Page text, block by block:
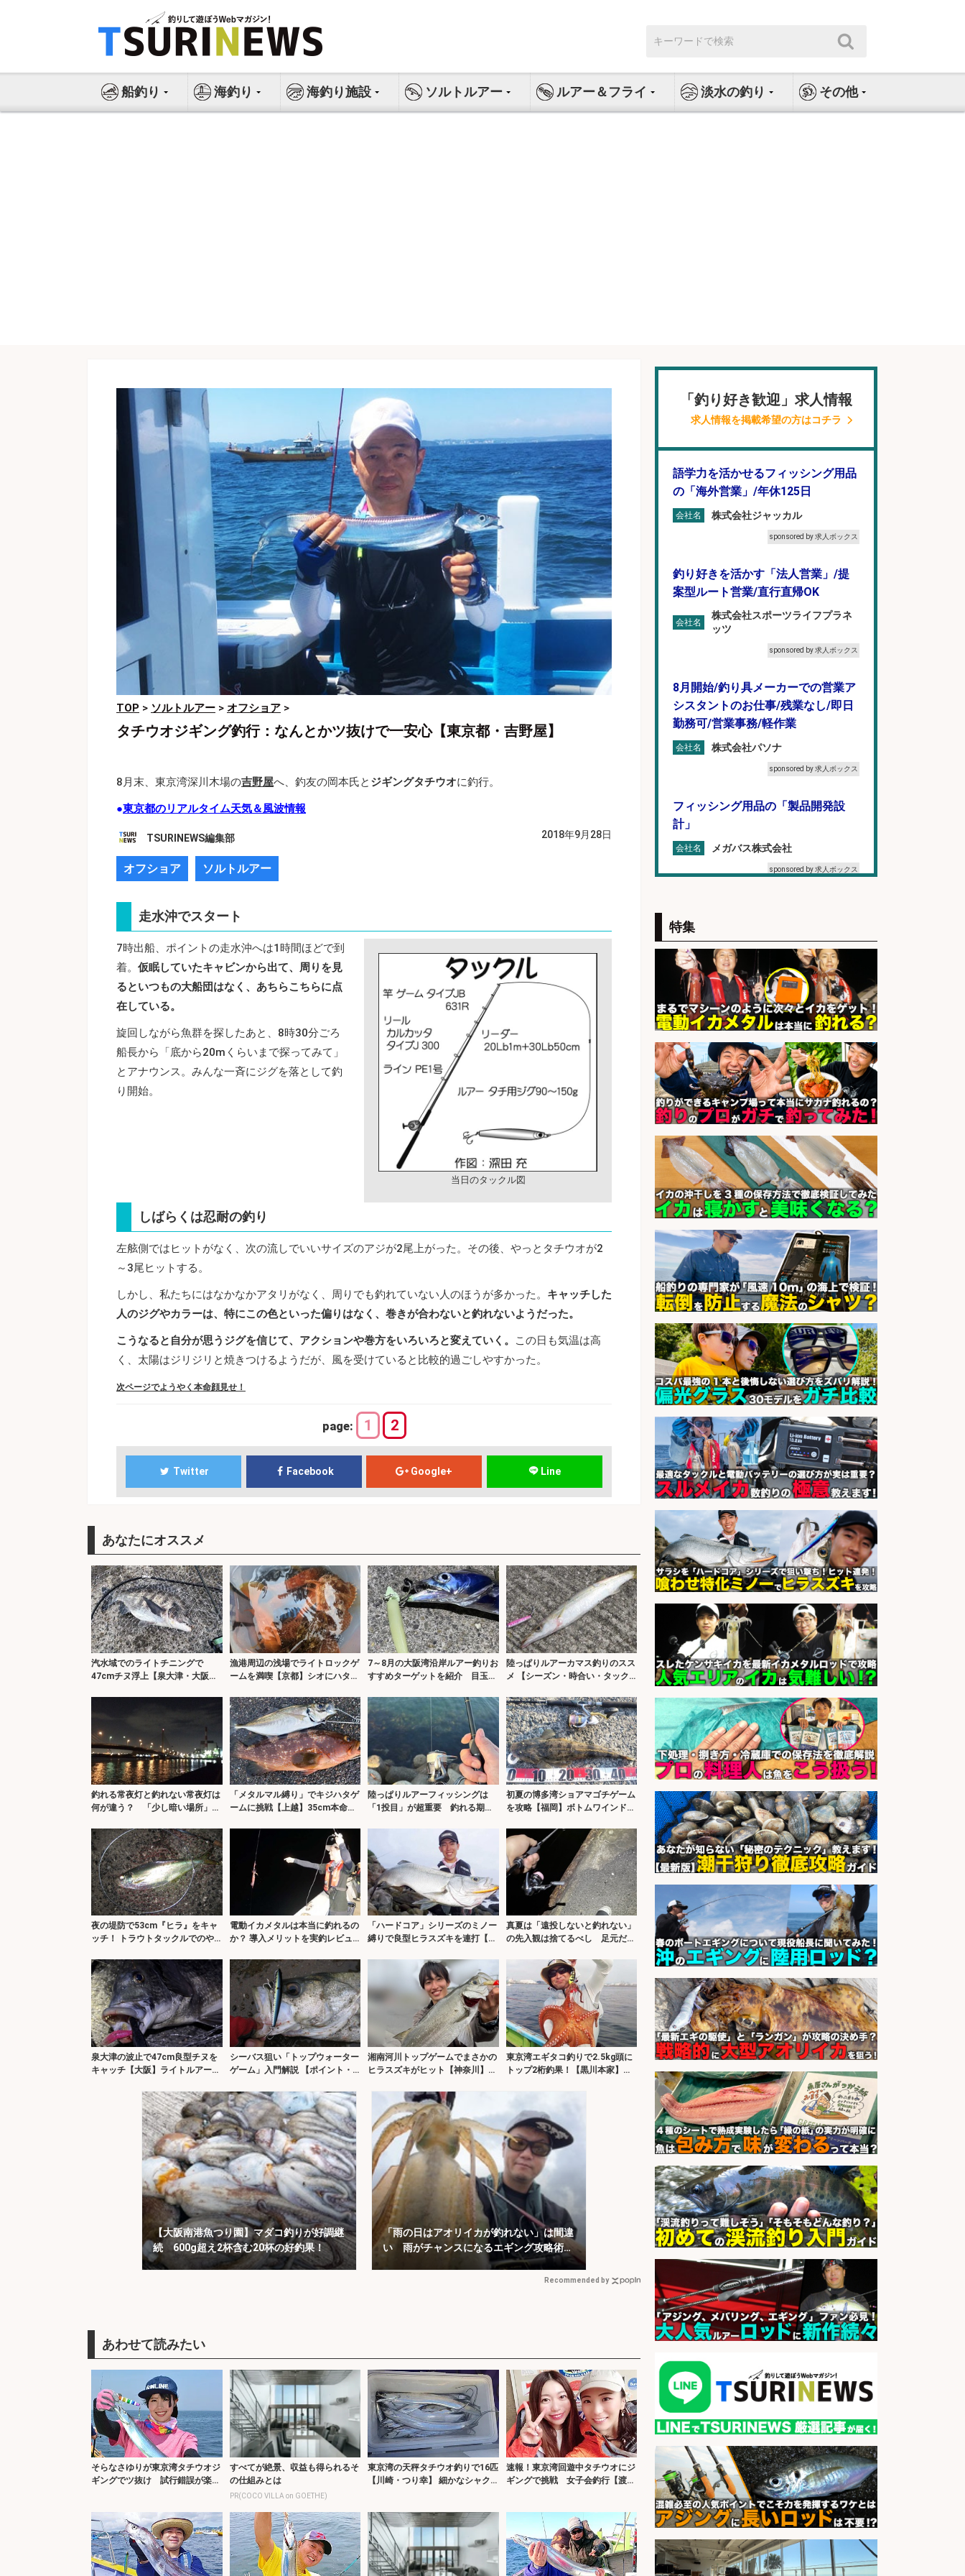
ス
索:
船釣り 海釣り 海釣り施設 ソルトルアー ルアー＆フライ 淡水の釣り その他
TOP > ソルトルアー > オフショア >
タチウオジギング釣行：なんとかツ抜けで一安心【東京都・吉野屋】
8月末、東京湾深川木場の吉野屋へ、釣友の岡本氏と ジギングタチウオに釣行。
●東京都のリアルタイム天気＆風波情報
TSURINEWS編集部 2018年9月28日
オフショア ソルトルアー
走水沖でスタート
当日のタックル図
7時出船、ポイントの走水沖へは1時間ほどで到
着。 仮眠していたキャビンから出て、周りを見
るといつもの大船団はなく、あちらこちらに点
在している。
旋回しながら魚群を探したあと、8時30分ごろ
船長から「底から20mくらいまで探ってみて」
とアナウンス。みんな一斉にジグを落として釣
り開始。
しばらくは忍耐の釣り
左舷側ではヒットがなく、次の流しでいいサイズのアジが2尾上がった。その後、やっとタチウオが2
～3尾ヒットする。
しかし、私たちにはなかなかアタリがなく、周りでも釣れていない人のほうが多かった。 キャッチした
人のジグやカラーは、特にこの色といった偏りはなく、巻きが合わないと釣れないようだった。
こうなると自分が思うジグを信じて、アクションや巻方をいろいろと変えていく。
この日も気温は高
く、太陽はジリジリと焼きつけるようだが、風を受けていると比較的過ごしやすかった。
次ページでようやく本命顔見せ！
page: 1 2
Twitter Facebook Google+ Line
あなたにオススメ
汽水域でのライトチニングで
47cmチヌ浮上【泉大津・大阪】
漁港周辺の浅場でライトロックゲ
ームを満喫【京都】シオにハタ類
7～8月の大阪湾沿岸ルアー釣りお
すすめターゲットを紹介 目玉は
陸っぱりルアーカマス釣りのスス
メ 【シーズン・時合い・タック
釣れる常夜灯と釣れない常夜灯は
何が違う？ 「少し暗い場所」に
「メタルマル縛り」でキジハタゲ
ームに挑戦【上越】35cm本命に
陸っぱりルアーフィッシングは
「1投目」が超重要 釣れる期待
初夏の博多湾ショアマゴチゲーム
を攻略【福岡】ボトムワインドで
夜の堤防で53cm『ヒラ』をキャ
ッチ！ トラウトタックルでのや
電動イカメタルは本当に釣れるの
か？ 導入メリットを実釣レビュ
「ハードコア」シリーズのミノー
縛りで良型ヒラスズキを連打【長
真夏は「遠投しないと釣れない」
の先入観は捨てるべし 足元だけ
泉大津の波止で47cm良型チヌを
キャッチ【大阪】ライトルアーゲ
シーバス狙い「トップウォーター
ゲーム」入門解説 【ポイント・
湘南河川トップゲームでまさかの
ヒラスズキがヒット【神奈川】大
東京湾エギタコ釣りで2.5kg頭に
トップ2桁釣果！【黒川本家】新
【大阪南港魚つり園】マダコ釣りが好調継
続 600g超え2杯含む20杯の好釣果！
「雨の日はアオリイカが釣れない」は間違
い 雨がチャンスになるエギング攻略術を
Recommended by
そらなさゆりが東京湾タチウオジ
ギングでツ抜け 試行錯誤が楽し
すべてが絶景、収益も得られるそ
の仕組みとは
PR(COCO VILLA on GOETHE)
東京湾の天秤タチウオ釣りで16匹
【川崎・つり幸】 細かなシャク
速報！東京湾回遊中タチウオにジ
ギングで挑戦 女子会釣行【渡辺
「釣り好き歓迎」求人情報
求人情報を掲載希望の方はコチラ
語学力を活かせるフィッシング用品
の「海外営業」/年休125日
会社名 株式会社ジャッカル
sponsored by 求人ボックス
釣り好きを活かす「法人営業」/提
案型ルート営業/直行直帰OK
会社名
株式会社スポーツライフプラネ
ッツ
sponsored by 求人ボックス
8月開始/釣り具メーカーでの営業ア
シスタントのお仕事/残業なし/即日
勤務可/営業事務/軽作業
会社名 株式会社パソナ
sponsored by 求人ボックス
フィッシング用品の「製品開発設
計」
会社名 メガバス株式会社
sponsored by 求人ボックス
り好き歓迎/インセンティブ
会社名 広松久水産株式会社
sponsored by 求人ボックス
釣り好き必見「釣具の設計開
発」/DAIWA公認製品/年休117日
会社名
株式会社スポーツライフプラネ
ッツ
sponsored by 求人ボックス
魚の「バイヤー」貴方の目利きでヒ
ットを生む、裁量バイヤー募集
会社名 株式会社コムライン
sponsored by 求人ボックス
レジ打ち/日払いOK/おさかなの三枚
おろし/新潟県/小千谷市
会社名 株式会社G&G
sponsored by 求人ボックス
精肉・青果・鮮魚販売/「志布志
市」お魚のカットや商品の陳列スタ
ッフ/志布志市/「時給1,150円〜」/
未経験歓迎×残業少なめ×車通勤OK/
鹿児島県
会社名 株式会社ホットスタッフ鹿児島
sponsored by 求人ボックス
営業事務/「大津市」釣り具メーカ
ーの物流事務・営業アシスタント/
小野駅から徒歩6分/「時給1,300
円」/大型連休あり×残業なし×土日
祝休み/滋賀県
会社名 株式会社ホットスタッフ滋賀
sponsored by 求人ボックス
さらに求人情報を見る
特集